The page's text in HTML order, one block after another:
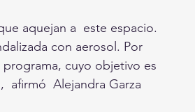
aquejan a  este espacio.
con aerosol. Por
cuyo objetivo es
afirmó  Alejandra Garza